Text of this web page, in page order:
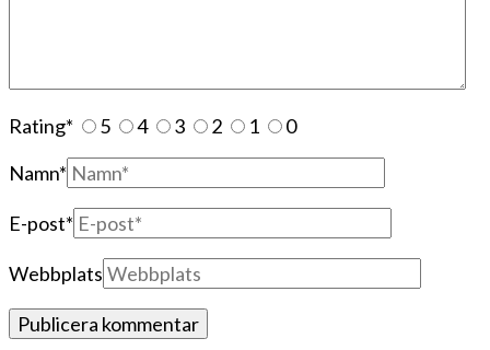
Rating* 5 4 3 2 1
0
Namn*
E-post*
Webbplats